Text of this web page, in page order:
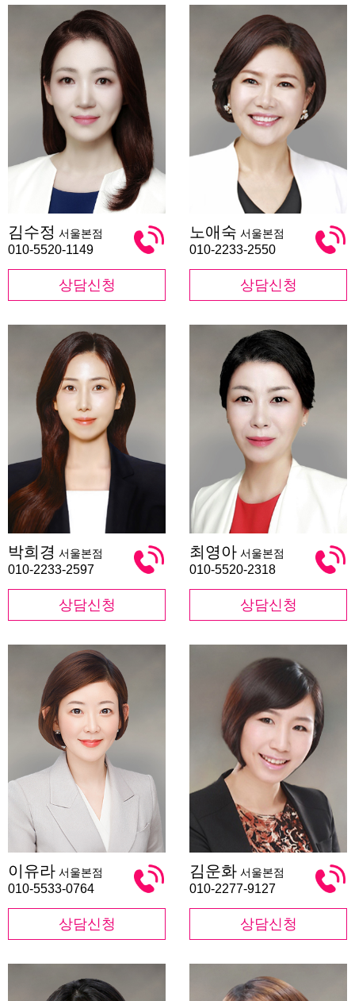
수
정
김수정 서울본점
010-5520-1149
상담신청
애
숙
노애숙 서울본점
010-2233-2550
상담신청
희
경
박희경 서울본점
010-2233-2597
상담신청
영
아
최영아 서울본점
010-5520-2318
상담신청
유
라
이유라 서울본점
010-5533-0764
상담신청
운
화
김운화 서울본점
010-2277-9127
상담신청